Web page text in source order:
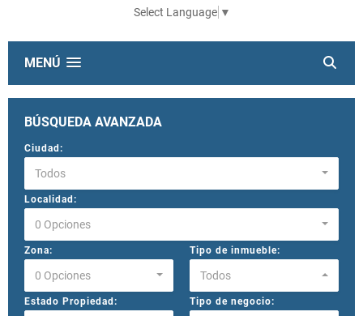
Select Language ▼
MENÚ
BÚSQUEDA AVANZADA
Ciudad:
Todos
Localidad:
0 Opciones
Zona:
0 Opciones
Tipo de inmueble:
Todos
Estado Propiedad: Tipo de negocio: